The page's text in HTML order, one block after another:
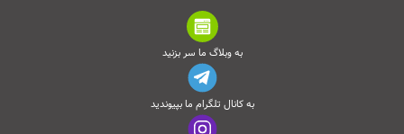
به وبلاگ ما سر بزنید
به کانال تلگرام ما بپیوندید